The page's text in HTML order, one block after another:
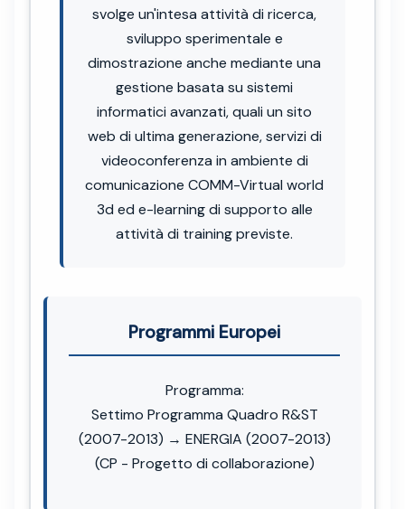
svolge un'intesa attività di ricerca,
sviluppo sperimentale e
dimostrazione anche mediante una
gestione basata su sistemi
informatici avanzati, quali un sito
web di ultima generazione, servizi di
videoconferenza in ambiente di
comunicazione COMM-Virtual world
3d ed e-learning di supporto alle
attività di training previste.
Programmi Europei
Programma:
Settimo Programma Quadro R&ST
(2007-2013) → ENERGIA (2007-2013)
(CP - Progetto di collaborazione)